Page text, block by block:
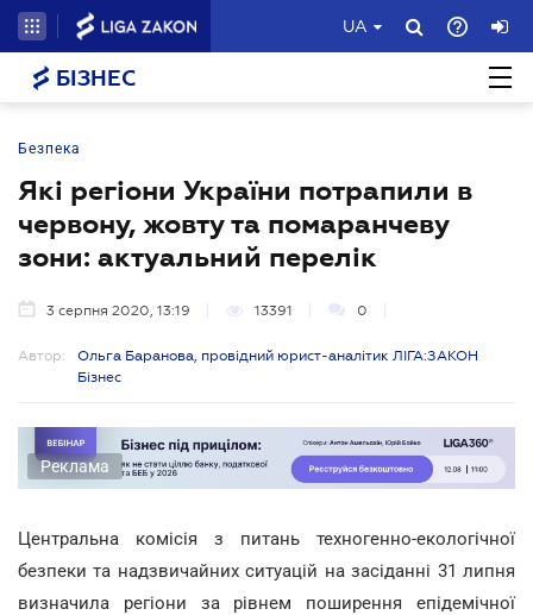
UA
БІЗНЕС
Безпека
Які регіони України потрапили в
червону, жовту та помаранчеву
зони: актуальний перелік
3 серпня 2020, 13:19 13391 0
Автор:
Ольга Баранова, провідний юрист-аналітик ЛІГА:ЗАКОН
Бізнес
Реклама
Центральна комісія з питань техногенно-екологічної
безпеки та надзвичайних ситуацій на засіданні 31 липня
визначила регіони за рівнем поширення епідемічної